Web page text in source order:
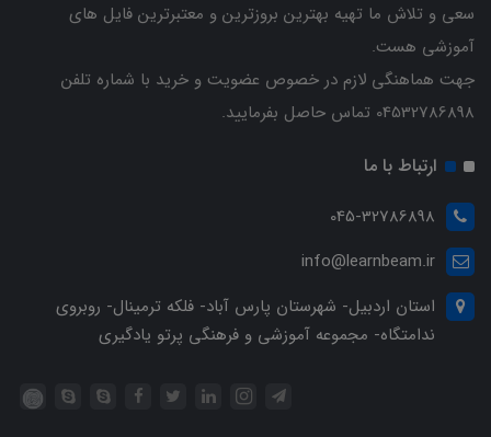
سعی و تلاش ما تهیه بهترین بروزترین و معتبرترین فایل های
آموزشی هست.
جهت هماهنگی لازم در خصوص عضویت و خرید با شماره تلفن
04532786898 تماس حاصل بفرمایید.
ارتباط با ما
045-32786898
info@learnbeam.ir
استان اردبیل- شهرستان پارس آباد- فلکه ترمینال- روبروی
ندامتگاه- مجموعه آموزشی و فرهنگی پرتو یادگیری